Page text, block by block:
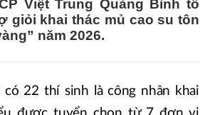
Việt Trung Quảng Bình tổ
giỏi khai thác mủ cao su tôn
năm 2026.
22 thí sinh là công nhân khai